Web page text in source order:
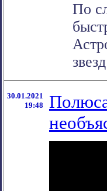
По
30.01.2021
19:48